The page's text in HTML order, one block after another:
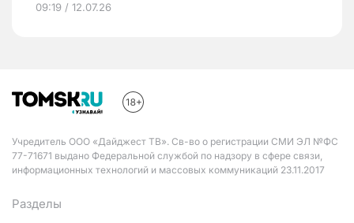
09:19 / 12.07.26
Учредитель ООО «Дайджест ТВ». Св-во о регистрации СМИ ЭЛ №ФС
77-71671 выдано Федеральной службой по надзору в сфере связи,
информационных технологий и массовых коммуникаций 23.11.2017
Разделы